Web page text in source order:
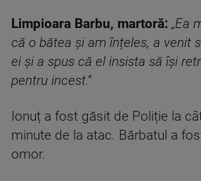
Limpioara Barbu, martoră: „Ea
că o bătea și am înțeles, a venit
ei și a spus că el insista să își
pentru incest.”
Ionuț a fost găsit de Poliție la
minute de la atac. Bărbatul a
omor.